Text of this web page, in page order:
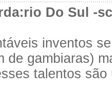
Do Sul -
inventos
de gambiaras)
talentos são